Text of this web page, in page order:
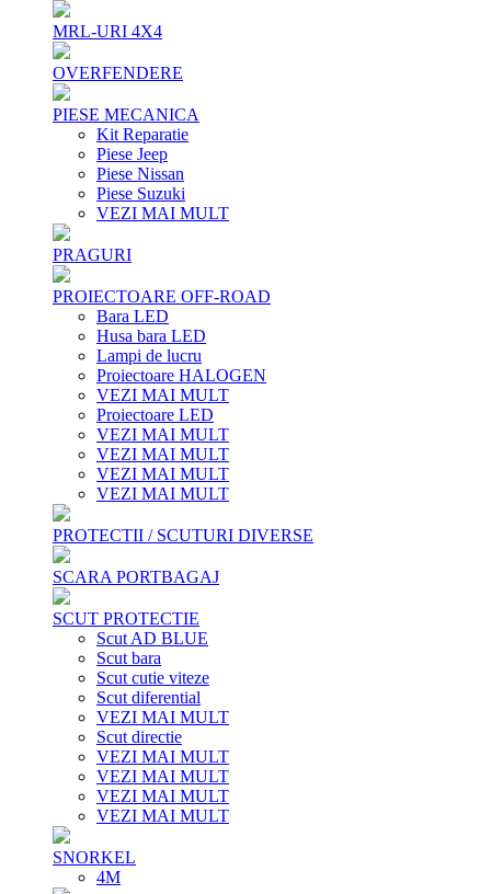
MRL-URI 4X4
OVERFENDERE
PIESE MECANICA
Kit Reparatie
Piese Jeep
Piese Nissan
Piese Suzuki
VEZI MAI MULT
PRAGURI
PROIECTOARE OFF-ROAD
Bara LED
Husa bara LED
Lampi de lucru
Proiectoare HALOGEN
VEZI MAI MULT
Proiectoare LED
VEZI MAI MULT
VEZI MAI MULT
VEZI MAI MULT
VEZI MAI MULT
PROTECTII / SCUTURI DIVERSE
SCARA PORTBAGAJ
SCUT PROTECTIE
Scut AD BLUE
Scut bara
Scut cutie viteze
Scut diferential
VEZI MAI MULT
Scut directie
VEZI MAI MULT
VEZI MAI MULT
VEZI MAI MULT
VEZI MAI MULT
SNORKEL
4M